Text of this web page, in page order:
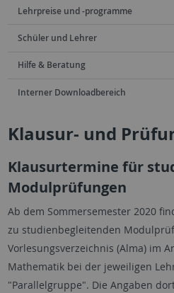
Lehrpreise und -programme
Schüler und Lehrer
Hilfe & Beratung
Interner Downloadbereich
Klausur- und
Klausurtermine für
Modulprüfungen
Ab dem Sommersemester 2020
zu studienbegleitenden
Vorlesungsverzeichnis (Alma) im
Mathematik bei der jeweiligen
"Parallelgruppe". Die Angaben